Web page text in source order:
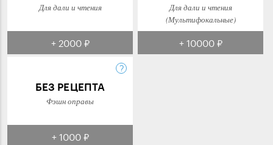
Для дали и чтения
+ 2000 ₽
Для дали и чтения
(Мультифокальные)
+ 10000 ₽
БЕЗ РЕЦЕПТА
Фэшн оправы
+ 1000 ₽